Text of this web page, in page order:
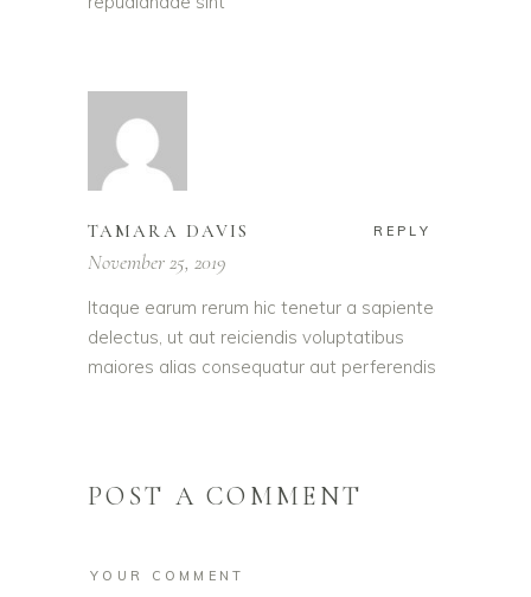
TAMARA DAVIS REPLY
November 25, 2019
Itaque earum rerum hic tenetur a sapiente
delectus, ut aut reiciendis voluptatibus
maiores alias consequatur aut perferendis
POST A COMMENT